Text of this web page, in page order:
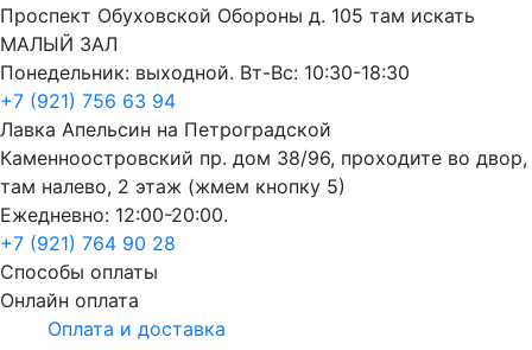
Проспект Обуховской Обороны д. 105 там искать
МАЛЫЙ ЗАЛ
Понедельник: выходной. Вт-Вс: 10:30-18:30
+7 (921) 756 63 94
Лавка Апельсин на Петроградской
Каменноостровский пр. дом 38/96, проходите во двор,
там налево, 2 этаж (жмем кнопку 5)
Ежедневно: 12:00-20:00.
+7 (921) 764 90 28
Способы оплаты
Онлайн оплата
Оплата и доставка